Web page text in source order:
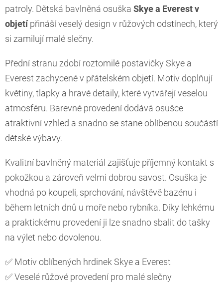
patroly. Dětská bavlněná osuška Skye a Everest v
objetípřináší veselý design v růžových odstínech, který
si zamilují malé slečny.
Přední stranu zdobí roztomilé postavičky Skye a
Everest zachycené v přátelském objetí. Motiv doplňují
květiny, tlapky a hravé detaily, které vytvářejí veselou
atmosféru. Barevné provedení dodává osušce
atraktivní vzhled a snadno se stane oblíbenou součástí
dětské výbavy.
Kvalitní bavlněný materiál zajišťuje příjemný kontakt s
pokožkou a zároveň velmi dobrou savost. Osuška je
vhodná po koupeli, sprchování, návštěvě bazénu i
během letních dnů u moře nebo rybníka. Díky lehkému
a praktickému provedení ji lze snadno sbalit do tašky
na výlet nebo dovolenou.
✅ Motiv oblíbených hrdinek Skye a Everest
✅ Veselé růžové provedení pro malé slečny